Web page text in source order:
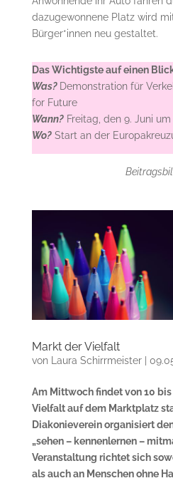
dazugewonnene Platz wird
Bürger*innen neu gestaltet.
Das Wichtigste auf einen
Was? Demonstration für
for Future
Wann?Freitag, den 9. Juni um
Wo?Start an der
Markt der Vielfalt
von Laura Schirrmeister|
Am Mittwoch findet von 10
Vielfalt auf dem Marktplatz
Diakonieverein organisiert
„sehen – kennenlernen –
Veranstaltung richtet sich
als auch an Menschen ohne